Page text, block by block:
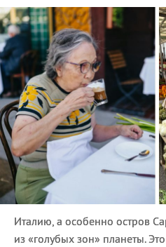
Италию, а особенно остров
из «голубых зон» планеты.